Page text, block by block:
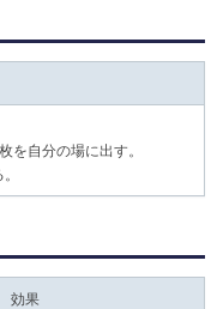
を自分の場に出す。
効果